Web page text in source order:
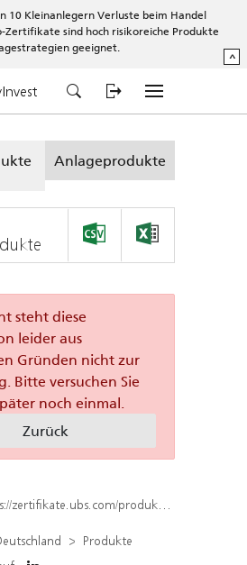
10 Kleinanlegern Verluste beim Handel
sind hoch risikoreiche Produkte
geeignet.
^
Anlageprodukte
steht diese
leider aus
Gründen nicht zur
Bitte versuchen Sie
noch einmal.
Zurück
produkt/liste?productType=Open-End-Turbo&underlyings%5B%5D=451545
Produkte